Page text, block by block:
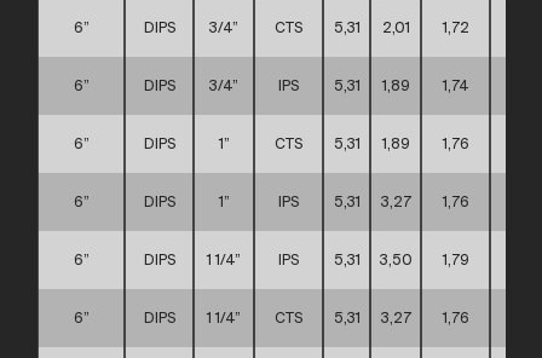
6” DIPS 3/4” CTS 5,31 2,01 1,72
6” DIPS 3/4” IPS 5,31 1,89 1,74
6” DIPS 1” CTS 5,31 1,89 1,76
6” DIPS 1” IPS 5,31 3,27 1,76
6” DIPS 1 1/4” IPS 5,31 3,50 1,79
6” DIPS 1 1/4” CTS 5,31 3,27 1,76